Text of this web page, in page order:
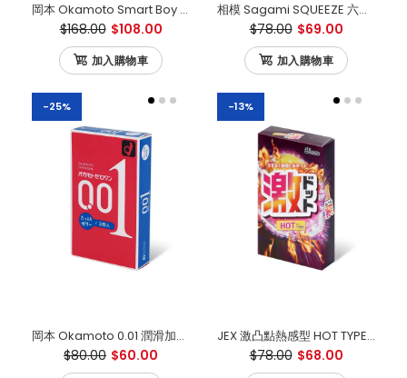
岡本 Okamoto Smart Boy 31mm 細碼 日本版 12片裝
$168.00 $108.00
加入購物車
相模 Sagami SQUEEZE 六段緊 乳膠安全套（10片裝）
$78.00 $69.00
加入購物車
-25%
岡本 Okamoto 0.01 潤滑加量 日本版 3片裝
$80.00 $60.00
-13%
JEX 激凸點熱感型 HOT TYPE 乳膠安全套（8片裝）
$78.00 $68.00